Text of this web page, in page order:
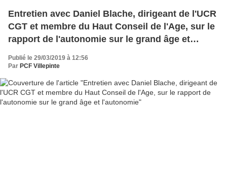
Entretien avec Daniel Blache, dirigeant de l'UCR
CGT et membre du Haut Conseil de l'Age, sur le
rapport de l'autonomie sur le grand âge et
l'autonomie
Publié le 29/03/2019 à 12:56
Par PCF Villepinte